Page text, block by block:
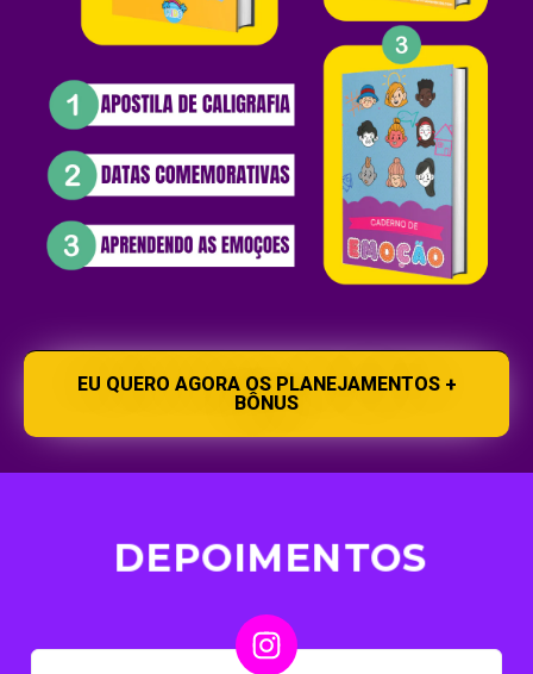
EU QUERO AGORA OS PLANEJAMENTOS +
BÔNUS
DEPOIMENTOS